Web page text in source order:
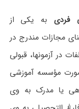
فردیبه یکی از
مجازات مندرج در
تخلفات در آزمونها، قبولی
مؤسسه آموزشی
یا مدرک به وی